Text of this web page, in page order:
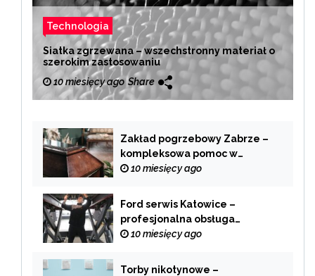
Technologia
Siatka zgrzewana – wszechstronny materiał o
szerokim zastosowaniu
10 miesięcy ago Share
Zakład pogrzebowy Zabrze –
kompleksowa pomoc w
trudnych chwilach
10 miesięcy ago
Ford serwis Katowice –
profesjonalna obsługa
Twojego samochodu
10 miesięcy ago
Torby nikotynowe –